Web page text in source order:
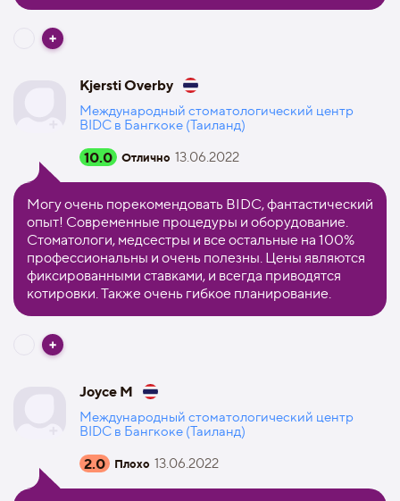
Kjersti Overby
Международный стоматологический центр
BIDC в Бангкоке (Таиланд)
10.0 Отлично 13.06.2022
Могу очень порекомендовать BIDC, фантастический
опыт! Современные процедуры и оборудование.
Стоматологи, медсестры и все остальные на 100%
профессиональны и очень полезны. Цены являются
фиксированными ставками, и всегда приводятся
котировки. Также очень гибкое планирование.
Joyce M
Международный стоматологический центр
BIDC в Бангкоке (Таиланд)
2.0 Плохо 13.06.2022